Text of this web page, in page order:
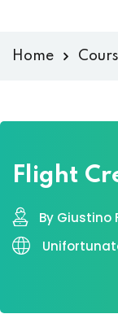
Home
Flight
By Giustino